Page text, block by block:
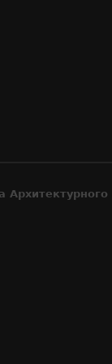
Архитектурного